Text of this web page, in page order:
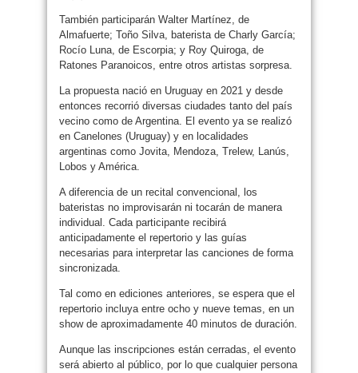
También participarán Walter Martínez, de
Almafuerte; Toño Silva, baterista de Charly García;
Rocío Luna, de Escorpia; y Roy Quiroga, de
Ratones Paranoicos, entre otros artistas sorpresa.
La propuesta nació en Uruguay en 2021 y desde
entonces recorrió diversas ciudades tanto del país
vecino como de Argentina. El evento ya se realizó
en Canelones (Uruguay) y en localidades
argentinas como Jovita, Mendoza, Trelew, Lanús,
Lobos y América.
A diferencia de un recital convencional, los
bateristas no improvisarán ni tocarán de manera
individual. Cada participante recibirá
anticipadamente el repertorio y las guías
necesarias para interpretar las canciones de forma
sincronizada.
Tal como en ediciones anteriores, se espera que el
repertorio incluya entre ocho y nueve temas, en un
show de aproximadamente 40 minutos de duración.
Aunque las inscripciones están cerradas, el evento
será abierto al público, por lo que cualquier persona